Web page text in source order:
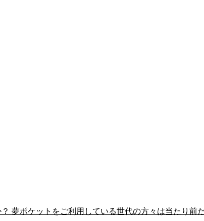
夢ポケットをご利用している世代の方々は当たり前